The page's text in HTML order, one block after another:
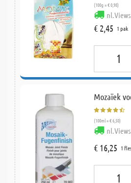
(100g = € 0,98)
€ 2,45 1 pak
Mozaïek
(100ml = € 6,50)
€ 16,25 1